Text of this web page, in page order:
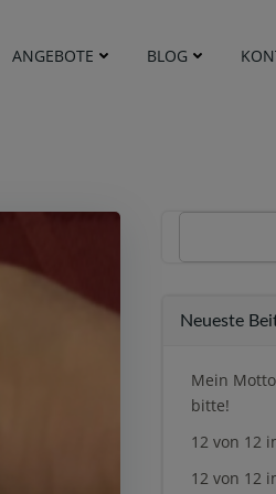
ANGEBOTE BLOG
Neueste
Mein
bitte!
12 von 12
12 von 12